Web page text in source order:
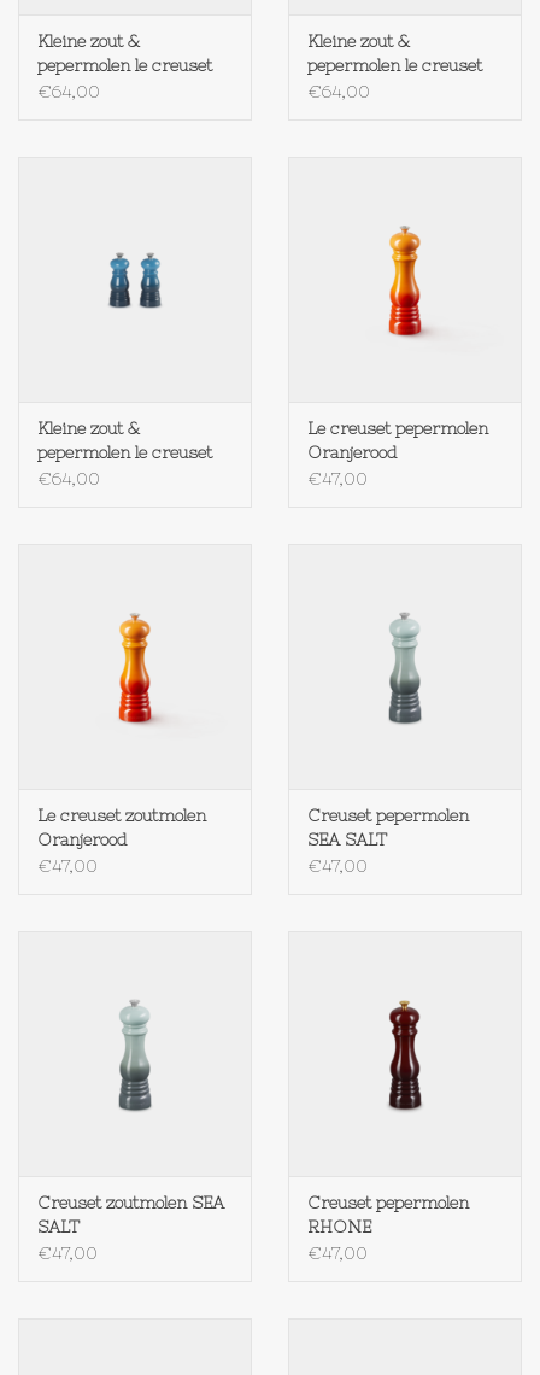
Kleine zout &
pepermolen le creuset
GARNET
€64,00
Kleine zout &
pepermolen le creuset
MERINGUE
€64,00
Kleine zout &
pepermolen le creuset
DEEP TEAL
€64,00
Le creuset pepermolen
Oranjerood
€47,00
Le creuset zoutmolen
Oranjerood
€47,00
Creuset pepermolen
SEA SALT
€47,00
Creuset zoutmolen SEA
SALT
€47,00
Creuset pepermolen
RHONE
€47,00